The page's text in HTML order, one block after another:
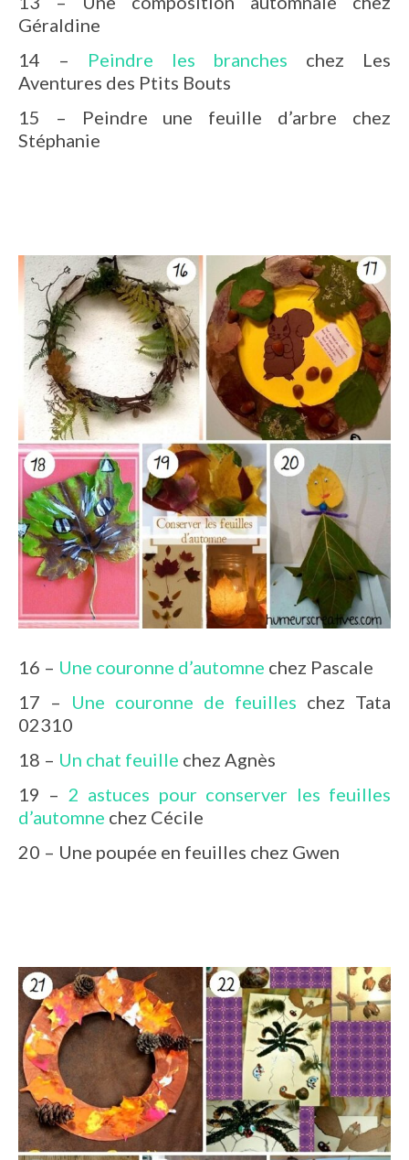
Géraldine
14 – Peindre les branches chez Les
Aventures des Ptits Bouts
15 – Peindre une feuille d’arbre chez
Stéphanie
16 – Une couronne d’automne chez Pascale
17 – Une couronne de feuilles chez Tata
02310
18 – Un chat feuille chez Agnès
19 – 2 astuces pour conserver les feuilles
d’automne chez Cécile
20 – Une poupée en feuilles chez Gwen